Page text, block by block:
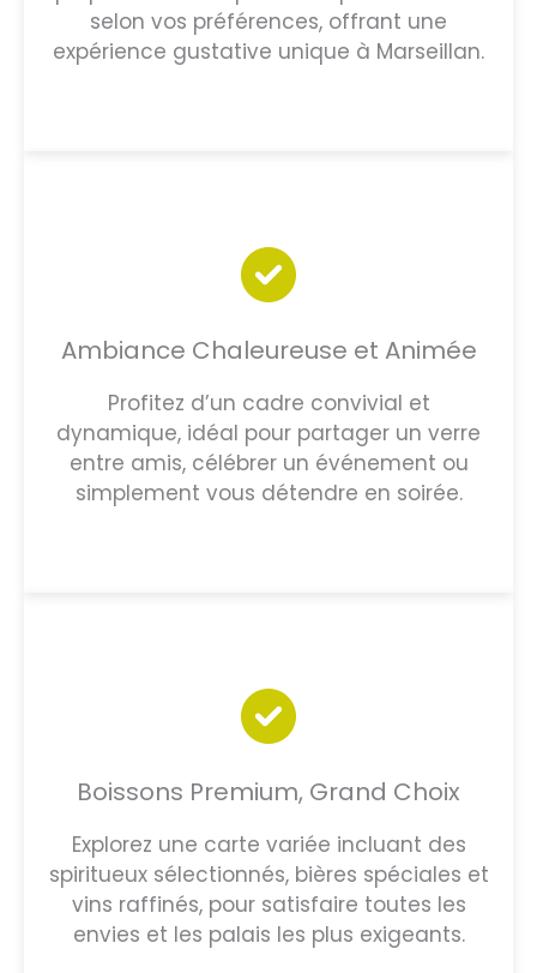
selon vos préférences, offrant une
expérience gustative unique à Marseillan.
Ambiance Chaleureuse et Animée
Profitez d’un cadre convivial et
dynamique, idéal pour partager un verre
entre amis, célébrer un événement ou
simplement vous détendre en soirée.
Boissons Premium, Grand Choix
Explorez une carte variée incluant des
spiritueux sélectionnés, bières spéciales et
vins raffinés, pour satisfaire toutes les
envies et les palais les plus exigeants.